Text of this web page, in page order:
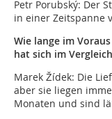
Petr Porubský: Der
in einer Zeitspanne
Wie lange im
hat sich im
Marek Žídek: Die
aber sie liegen
Monaten und sind